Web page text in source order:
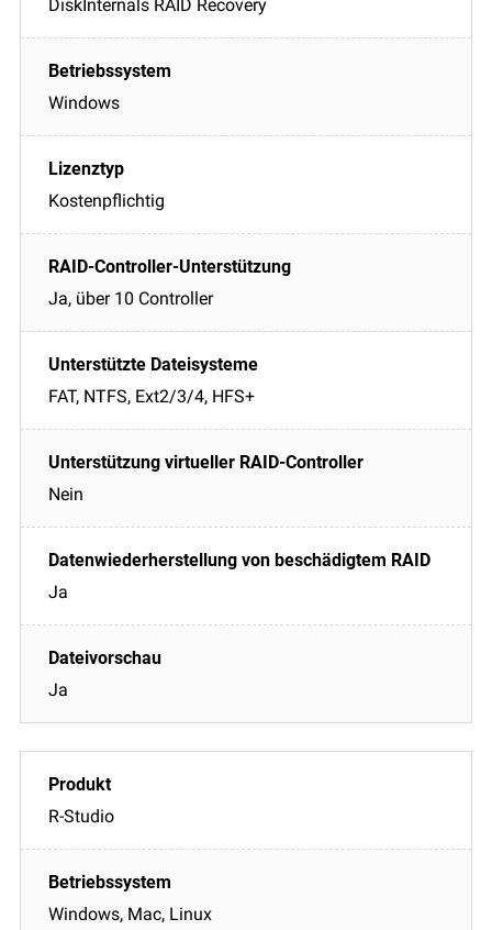
DiskInternals RAID Recovery
Windows
Kostenpflichtig
Ja, über 10 Controller
FAT, NTFS, Ext2/3/4, HFS+
Nein
Ja
Ja
R-Studio
Windows, Mac, Linux